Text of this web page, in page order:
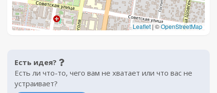
Leaflet | ©OpenStreetMap
Есть идея?
Есть ли что-то, чего вам не хватает или что вас не
устраивает?